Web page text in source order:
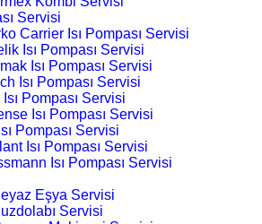
Servisi
Carrier Isı Pompası Servisi
Isı Pompası Servisi
Isı Pompası Servisi
Isı Pompası Servisi
Isı Pompası Servisi
Isı Pompası Servisi
Pompası Servisi
Isı Pompası Servisi
Isı Pompası Servisi
Eşya Servisi
Servisi